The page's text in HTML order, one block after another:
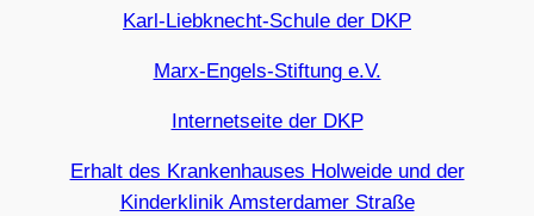
Karl-Liebknecht-Schule der DKP
Marx-Engels-Stiftung e.V.
Internetseite der DKP
Erhalt des Krankenhauses Holweide und der
Kinderklinik Amsterdamer Straße